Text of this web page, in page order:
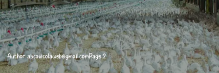
Author: abcavicolaweb@gmail.comPage 2